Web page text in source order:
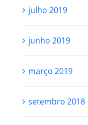
julho 2019
junho 2019
março 2019
setembro 2018